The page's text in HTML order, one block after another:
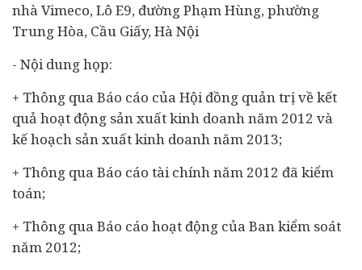
nhà Vimeco, Lô E9, đường Phạm Hùng, phường
Trung Hòa, Cầu Giấy, Hà Nội
- Nội dung họp:
+ Thông qua Báo cáo của Hội đồng quản trị về kết
quả hoạt động sản xuất kinh doanh năm 2012 và
kế hoạch sản xuất kinh doanh năm 2013;
+ Thông qua Báo cáo tài chính năm 2012 đã kiểm
toán;
+ Thông qua Báo cáo hoạt động của Ban kiểm soát
năm 2012;